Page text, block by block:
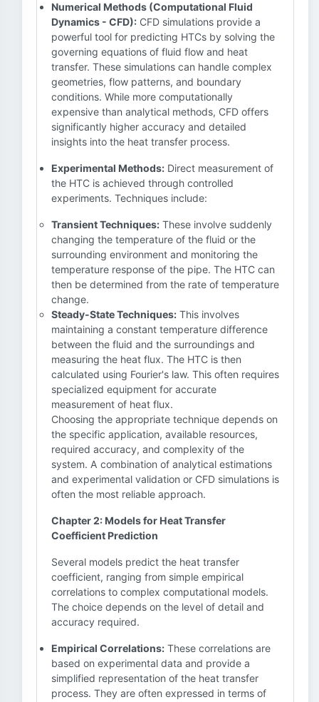
Numerical Methods (Computational Fluid
Dynamics - CFD): CFD simulations provide a
powerful tool for predicting HTCs by solving the
governing equations of fluid flow and heat
transfer. These simulations can handle complex
geometries, flow patterns, and boundary
conditions. While more computationally
expensive than analytical methods, CFD offers
significantly higher accuracy and detailed
insights into the heat transfer process.
Experimental Methods: Direct measurement of
the HTC is achieved through controlled
experiments. Techniques include:
Transient Techniques: These involve suddenly
changing the temperature of the fluid or the
surrounding environment and monitoring the
temperature response of the pipe. The HTC can
then be determined from the rate of temperature
change.
Steady-State Techniques: This involves
maintaining a constant temperature difference
between the fluid and the surroundings and
measuring the heat flux. The HTC is then
calculated using Fourier's law. This often requires
specialized equipment for accurate
measurement of heat flux.
Choosing the appropriate technique depends on
the specific application, available resources,
required accuracy, and complexity of the
system. A combination of analytical estimations
and experimental validation or CFD simulations is
often the most reliable approach.
Chapter 2: Models for Heat Transfer
Coefficient Prediction
Several models predict the heat transfer
coefficient, ranging from simple empirical
correlations to complex computational models.
The choice depends on the level of detail and
accuracy required.
Empirical Correlations: These correlations are
based on experimental data and provide a
simplified representation of the heat transfer
process. They are often expressed in terms of